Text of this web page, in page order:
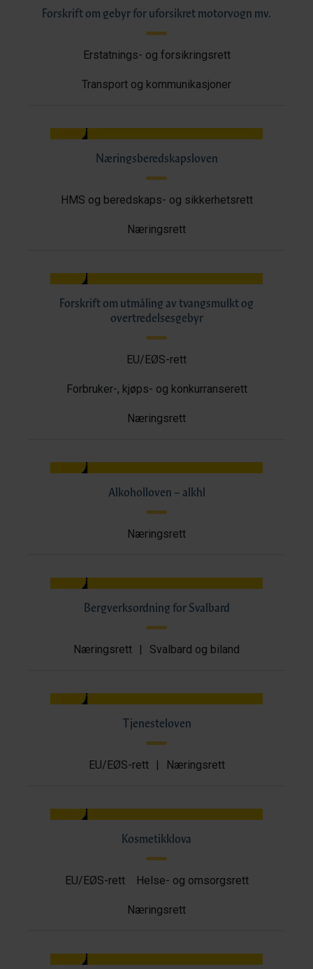
Forskrift om gebyr for uforsikret motorvogn mv.
Erstatnings- og forsikringsrett
Transport og kommunikasjoner
Næringsberedskapsloven
HMS og beredskaps- og sikkerhetsrett
Næringsrett
Forskrift om utmåling av tvangsmulkt og
overtredelsesgebyr
EU/EØS-rett
Forbruker-, kjøps- og konkurranserett
Næringsrett
Alkoholloven – alkhl
Næringsrett
Bergverksordning for Svalbard
Næringsrett | Svalbard og biland
Tjenesteloven
EU/EØS-rett | Næringsrett
Kosmetikklova
EU/EØS-rett Helse- og omsorgsrett
Næringsrett